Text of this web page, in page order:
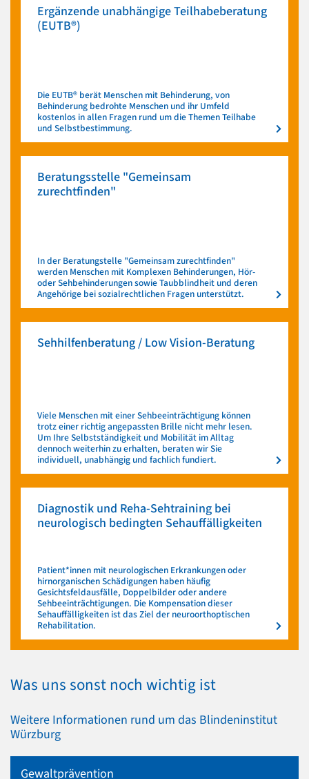
Ergänzende unabhängige Teilhabeberatung
(EUTB®)
Die EUTB® berät Menschen mit Behinderung, von
Behinderung bedrohte Menschen und ihr Umfeld
kostenlos in allen Fragen rund um die Themen Teilhabe
und Selbstbestimmung.
Beratungsstelle "Gemeinsam
zurechtfinden"
In der Beratungstelle "Gemeinsam zurechtfinden"
werden Menschen mit Komplexen Behinderungen, Hör-
oder Sehbehinderungen sowie Taubblindheit und deren
Angehörige bei sozialrechtlichen Fragen unterstützt.
Sehhilfenberatung / Low Vision-Beratung
Viele Menschen mit einer Sehbeeinträchtigung können
trotz einer richtig angepassten Brille nicht mehr lesen.
Um Ihre Selbstständigkeit und Mobilität im Alltag
dennoch weiterhin zu erhalten, beraten wir Sie
individuell, unabhängig und fachlich fundiert.
Diagnostik und Reha-Sehtraining bei
neurologisch bedingten Sehauffälligkeiten
Patient*innen mit neurologischen Erkrankungen oder
hirnorganischen Schädigungen haben häufig
Gesichtsfeldausfälle, Doppelbilder oder andere
Sehbeeinträchtigungen. Die Kompensation dieser
Sehauffälligkeiten ist das Ziel der neuroorthoptischen
Rehabilitation.
Was uns sonst noch wichtig ist
Weitere Informationen rund um das Blindeninstitut
Würzburg
Gewaltprävention